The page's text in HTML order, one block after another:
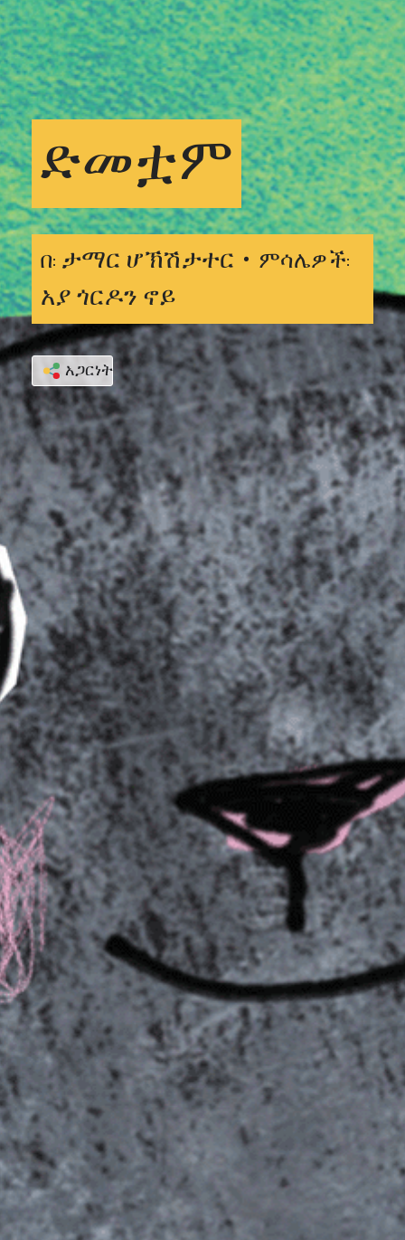
ድመቷም
በ: ታማር ሆኽሽታተር • ምሳሌዎች:
አያ ጎርዶን ኖይ
አጋርነት